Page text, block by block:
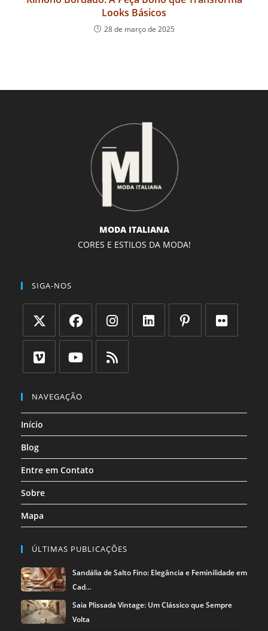
Looks Básicos
28 de março de 2025
MODA ITALIANA
CORES E ESTILOS DA MODA!
SIGA-NOS
Abre
uma
aba
Abre
em
uma
aba
Abre
em
uma
em
uma
nova
aba
em
uma
aba
uma
aba
NAVEGAÇÃO
Início
Blog
Entre em Contato
Sobre
Mapa
ÚLTIMAS PUBLICAÇÕES
Sandália de Salto Fino: Elegância e Feminilidade em
Cad…
Saia Plissada Vintage: Um Clássico que Sempre
Volta